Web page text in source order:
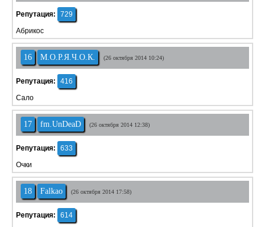
Репутация:
729
Абрикос
16 М.О.Р.Я.Ч.О.К. (26 октября 2014 10:24)
Репутация:
416
Сало
17 fm.UnDeaD (26 октября 2014 12:38)
Репутация:
633
Очки
18 Falkao (26 октября 2014 17:58)
Репутация:
614